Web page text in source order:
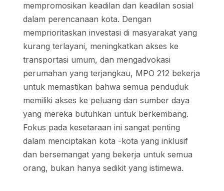
mempromosikan keadilan dan keadilan sosial
dalam perencanaan kota. Dengan
memprioritaskan investasi di masyarakat yang
kurang terlayani, meningkatkan akses ke
transportasi umum, dan mengadvokasi
perumahan yang terjangkau, MPO 212 bekerja
untuk memastikan bahwa semua penduduk
memiliki akses ke peluang dan sumber daya
yang mereka butuhkan untuk berkembang.
Fokus pada kesetaraan ini sangat penting
dalam menciptakan kota -kota yang inklusif
dan bersemangat yang bekerja untuk semua
orang, bukan hanya sedikit yang istimewa.